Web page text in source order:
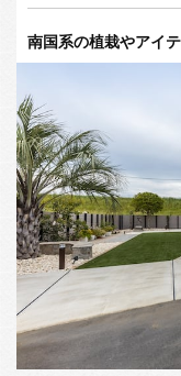
南国系の植栽やアイ